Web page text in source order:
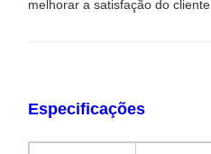
melhorar a satisfação do cliente.
Especificações